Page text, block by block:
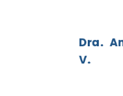
Dra.
V.